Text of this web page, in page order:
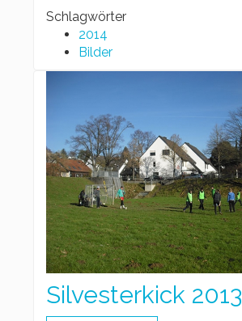
Schlagwörter
2014
Bilder
Silvesterkick 2013